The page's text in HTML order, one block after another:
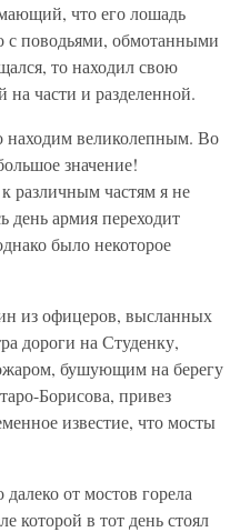
что его лошадь
с поводьями, обмотанными
то находил свою
на части и разделенной.
находим великолепным. Во
значение!
различным частям я не
армия переходит
было некоторое
из офицеров, высланных
дороги на Студенку,
бушующим на берегу
Борисова, привез
известие, что мосты
от мостов горела
которой в тот день стоял